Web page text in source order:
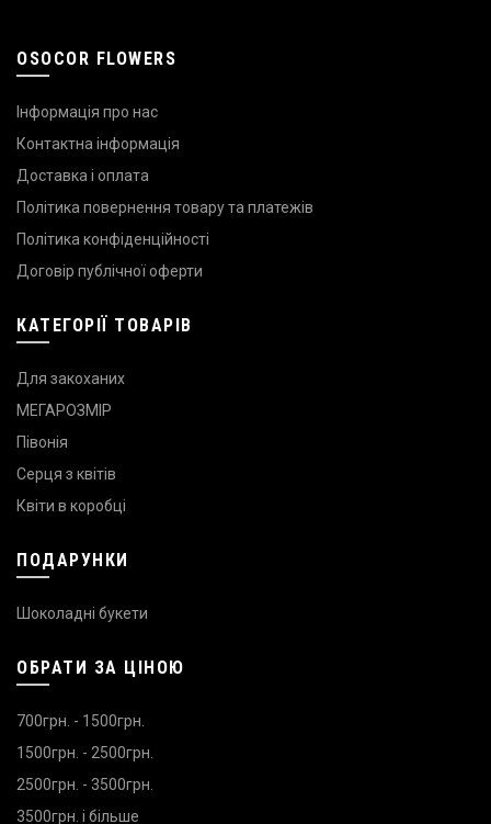
OSOCOR FLOWERS
Інформація про нас
Контактна інформація
Доставка і оплата
Політика повернення товару та платежів
Політика конфіденційності
Договір публічної оферти
КАТЕГОРІЇ ТОВАРІВ
Для закоханих
МЕГАРОЗМІР
Півонія
Серця з квітів
Квіти в коробці
ПОДАРУНКИ
Шоколадні букети
ОБРАТИ ЗА ЦІНОЮ
700грн. - 1500грн.
1500грн. - 2500грн.
2500грн. - 3500грн.
3500грн. і більше